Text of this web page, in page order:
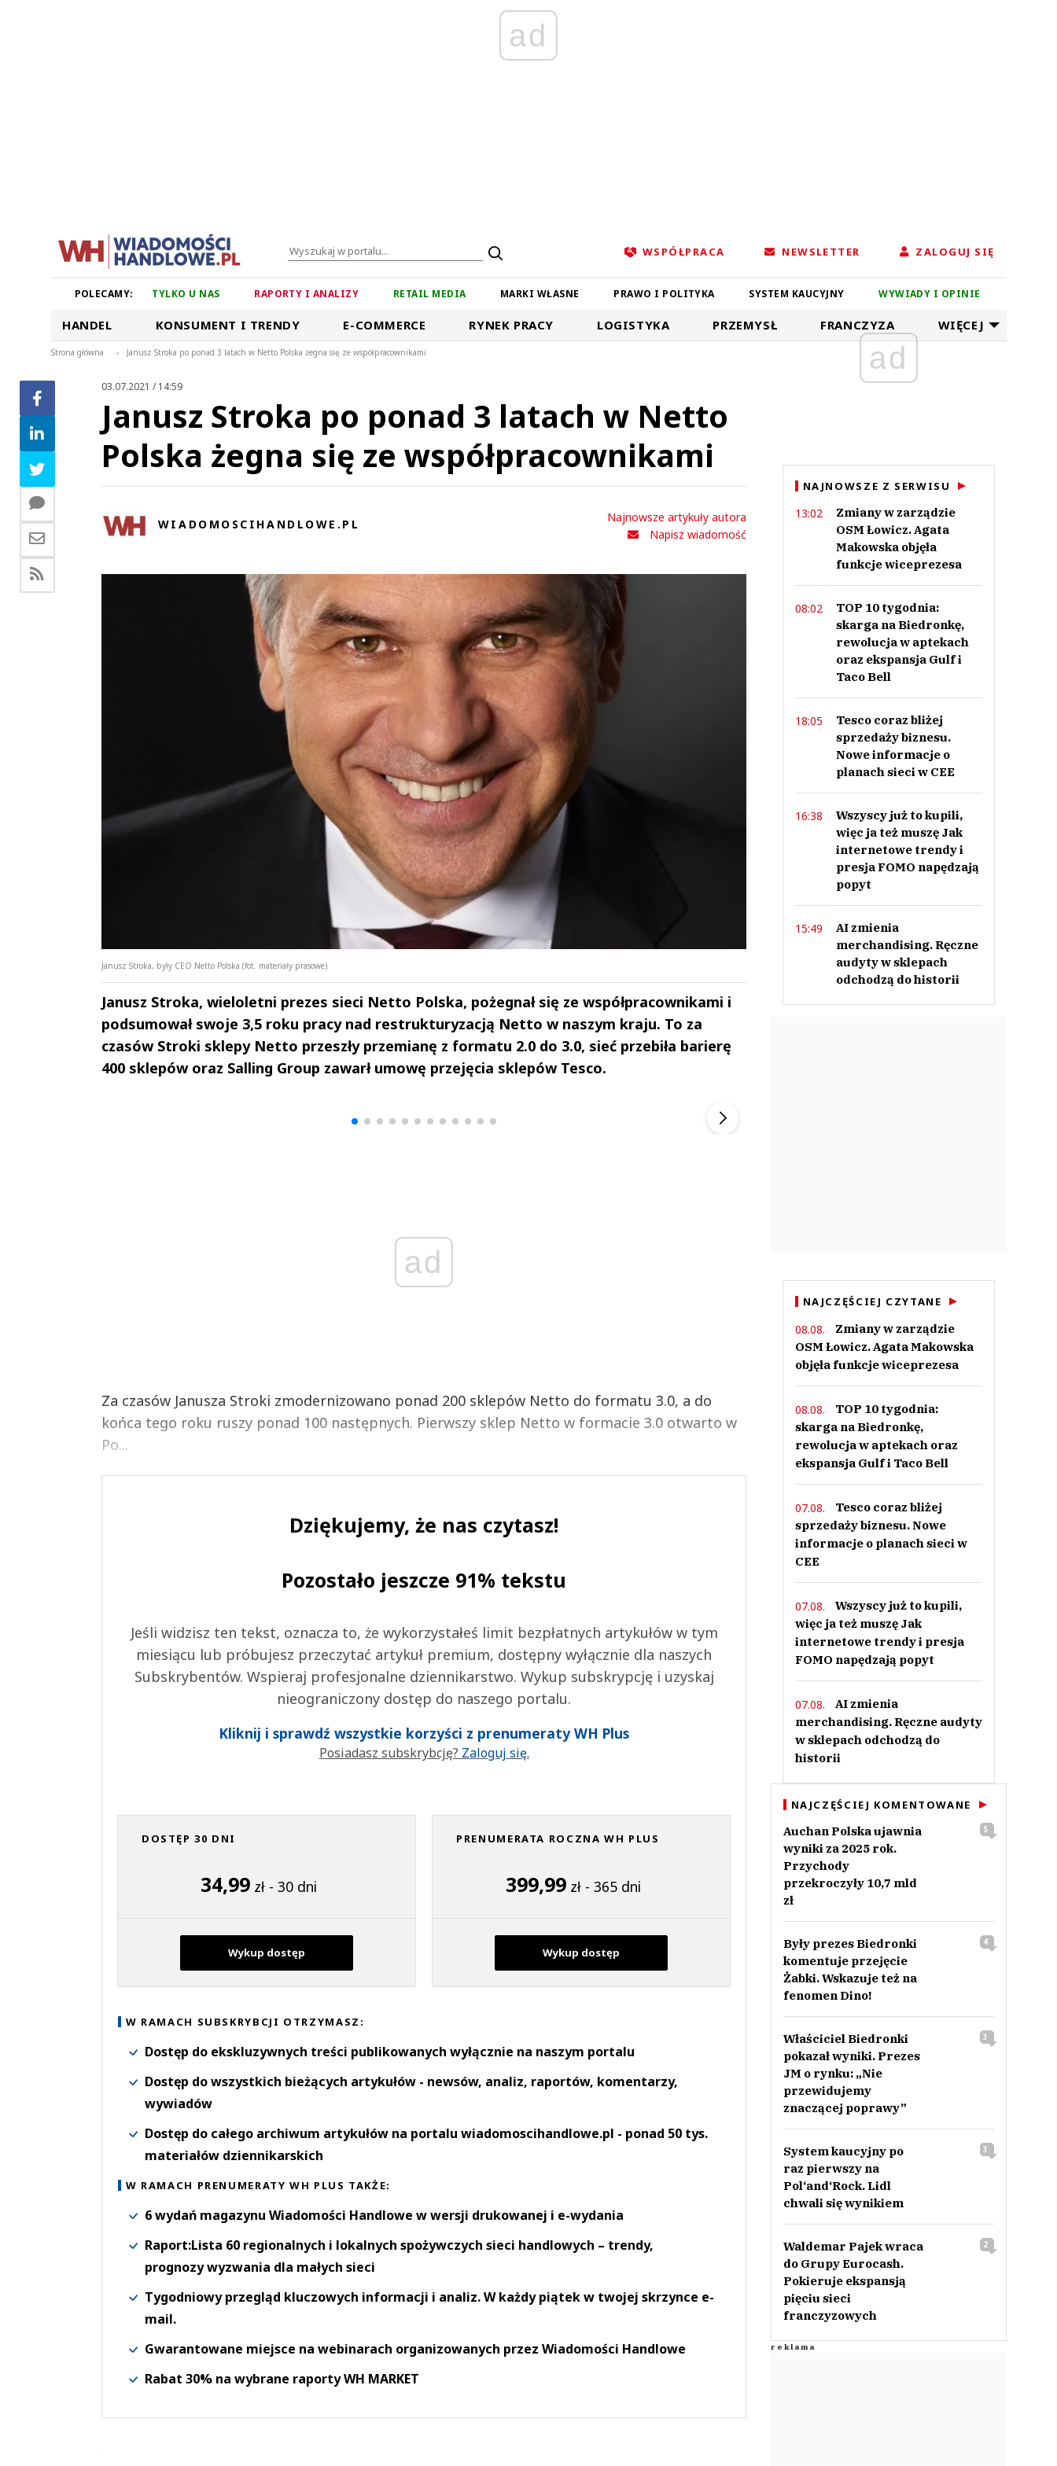
ad
WSPÓŁPRACA NEWSLETTER ZALOGUJ SIĘ
POLECAMY: TYLKO U NAS RAPORTY I ANALIZY RETAIL MEDIA MARKI WŁASNE PRAWO I POLITYKA SYSTEM KAUCYJNY WYWIADY I OPINIE
HANDEL KONSUMENT I TRENDY E-COMMERCE RYNEK PRACY LOGISTYKA PRZEMYSŁ FRANCZYZA WIĘCEJ
Strona główna > Janusz Stroka po ponad 3 latach w Netto Polska żegna się ze współpracownikami
03.07.2021 / 14:59
Janusz Stroka po ponad 3 latach w Netto
Polska żegna się ze współpracownikami
WIADOMOSCIHANDLOWE.PL
Najnowsze artykuły autora
Napisz wiadomość
Janusz Stroka, były CEO Netto Polska (fot. materiały prasowe)
Janusz Stroka, wieloletni prezes sieci Netto Polska, pożegnał się ze współpracownikami i
podsumował swoje 3,5 roku pracy nad restrukturyzacją Netto w naszym kraju. To za
czasów Stroki sklepy Netto przeszły przemianę z formatu 2.0 do 3.0, sieć przebiła barierę
400 sklepów oraz Salling Group zawarł umowę przejęcia sklepów Tesco.
ad
Za czasów Janusza Stroki zmodernizowano ponad 200 sklepów Netto do formatu 3.0, a do
końca tego roku ruszy ponad 100 następnych. Pierwszy sklep Netto w formacie 3.0 otwarto w
Po...
Dziękujemy, że nas czytasz!
Pozostało jeszcze 91% tekstu
Jeśli widzisz ten tekst, oznacza to, że wykorzystałeś limit bezpłatnych artykułów w tym
miesiącu lub próbujesz przeczytać artykuł premium, dostępny wyłącznie dla naszych
Subskrybentów. Wspieraj profesjonalne dziennikarstwo. Wykup subskrypcję i uzyskaj
nieograniczony dostęp do naszego portalu.
Kliknij i sprawdź wszystkie korzyści z prenumeraty WH Plus
Posiadasz subskrybcję? Zaloguj się.
DOSTĘP 30 DNI
34,99 zł - 30 dni
Wykup dostęp
PRENUMERATA ROCZNA WH PLUS
399,99 zł - 365 dni
Wykup dostęp
W RAMACH SUBSKRYBCJI OTRZYMASZ:
Dostęp do ekskluzywnych treści publikowanych wyłącznie na naszym portalu
Dostęp do wszystkich bieżących artykułów - newsów, analiz, raportów, komentarzy,
wywiadów
Dostęp do całego archiwum artykułów na portalu wiadomoscihandlowe.pl - ponad 50 tys.
materiałów dziennikarskich
W RAMACH PRENUMERATY WH PLUS TAKŻE:
6 wydań magazynu Wiadomości Handlowe w wersji drukowanej i e-wydania
Raport:Lista 60 regionalnych i lokalnych spożywczych sieci handlowych – trendy,
prognozy wyzwania dla małych sieci
Tygodniowy przegląd kluczowych informacji i analiz. W każdy piątek w twojej skrzynce e-
mail.
Gwarantowane miejsce na webinarach organizowanych przez Wiadomości Handlowe
Rabat 30% na wybrane raporty WH MARKET
Andrzej i Marta
Marta i Andrzej
ad
NAJNOWSZE Z SERWISU
13:02
Zmiany w zarządzie
OSM Łowicz. Agata
Makowska objęła
funkcje wiceprezesa
08:02
TOP 10 tygodnia:
skarga na Biedronkę,
rewolucja w aptekach
oraz ekspansja Gulf i
Taco Bell
18:05
Tesco coraz bliżej
sprzedaży biznesu.
Nowe informacje o
planach sieci w CEE
16:38
Wszyscy już to kupili,
więc ja też muszę Jak
internetowe trendy i
presja FOMO napędzają
popyt
15:49
AI zmienia
merchandising. Ręczne
audyty w sklepach
odchodzą do historii
NAJCZĘŚCIEJ CZYTANE
08.08.
Zmiany w zarządzie
OSM Łowicz. Agata Makowska
objęła funkcje wiceprezesa
08.08.
TOP 10 tygodnia:
skarga na Biedronkę,
rewolucja w aptekach oraz
ekspansja Gulf i Taco Bell
07.08.
Tesco coraz bliżej
sprzedaży biznesu. Nowe
informacje o planach sieci w
CEE
07.08.
Wszyscy już to kupili,
więc ja też muszę Jak
internetowe trendy i presja
FOMO napędzają popyt
07.08.
AI zmienia
merchandising. Ręczne audyty
w sklepach odchodzą do
historii
NAJCZĘŚCIEJ KOMENTOWANE
Auchan Polska ujawnia
wyniki za 2025 rok.
Przychody
przekroczyły 10,7 mld
zł
5
Były prezes Biedronki
komentuje przejęcie
Żabki. Wskazuje też na
fenomen Dino!
4
Właściciel Biedronki
pokazał wyniki. Prezes
JM o rynku: „Nie
przewidujemy
znaczącej poprawy”
3
System kaucyjny po
raz pierwszy na
Pol‘and‘Rock. Lidl
chwali się wynikiem
3
Waldemar Pajek wraca
do Grupy Eurocash.
Pokieruje ekspansją
pięciu sieci
franczyzowych
2